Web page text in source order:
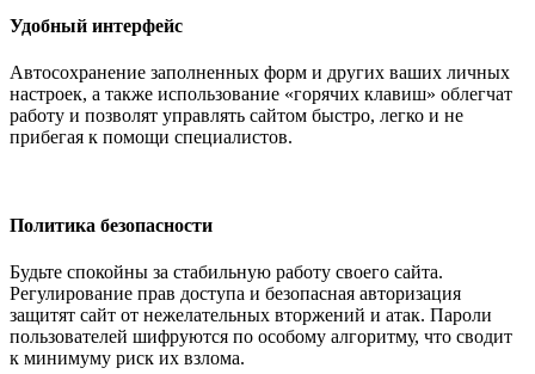
Удобный интерфейс
Автосохранение заполненных форм и других ваших личных
настроек, а также использование «горячих клавиш» облегчат
работу и позволят управлять сайтом быстро, легко и не
прибегая к помощи специалистов.
Политика безопасности
Будьте спокойны за стабильную работу своего сайта.
Регулирование прав доступа и безопасная авторизация
защитят сайт от нежелательных вторжений и атак. Пароли
пользователей шифруются по особому алгоритму, что сводит
к минимуму риск их взлома.